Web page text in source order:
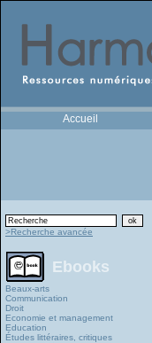
Accueil
>Recherche avancée
Ebooks
Beaux-arts
Communication
Droit
Economie et management
Education
Études littéraires, critiques